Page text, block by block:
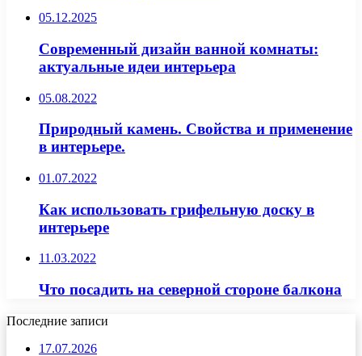
05.12.2025
Современный дизайн ванной комнаты:
актуальные идеи интерьера
05.08.2022
Природный камень. Свойства и применение
в интерьере.
01.07.2022
Как использовать грифельную доску в
интерьере
11.03.2022
Что посадить на северной стороне балкона
Последние записи
17.07.2026